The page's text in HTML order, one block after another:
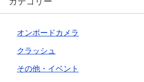
オンボードカメラ
クラッシュ
その他・イベント